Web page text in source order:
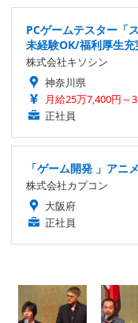
PCゲームテスター「
未経験OK/福利厚生
株式会社キソシン
神奈川県
月給25万7,400円～
正社員
「ゲーム開発 」アニ
株式会社カプコン
大阪府
正社員